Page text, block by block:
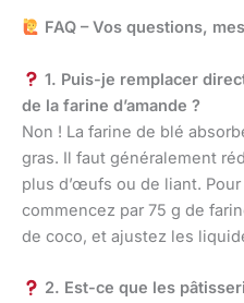
FAQ – Vos questions,
1. Puis-je remplacer
de la farine d’amande ?
Non ! La farine de blé
gras. Il faut généralement
plus d’œufs ou de liant.
commencez par 75 g de
de coco, et ajustez les
2. Est-ce que les